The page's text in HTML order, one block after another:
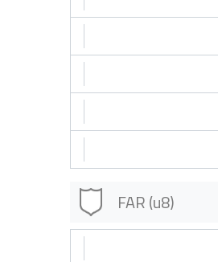
FAR (u8)